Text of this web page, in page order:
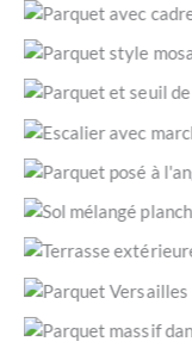
Exemple
parquet.
Zoom sur parquet
Exemple d’un
porte.
Escalier avec
Lames de parquet
Beau sol où le
carrelage dont
Terrasse extérieure
Panneaux de
Parquet massif